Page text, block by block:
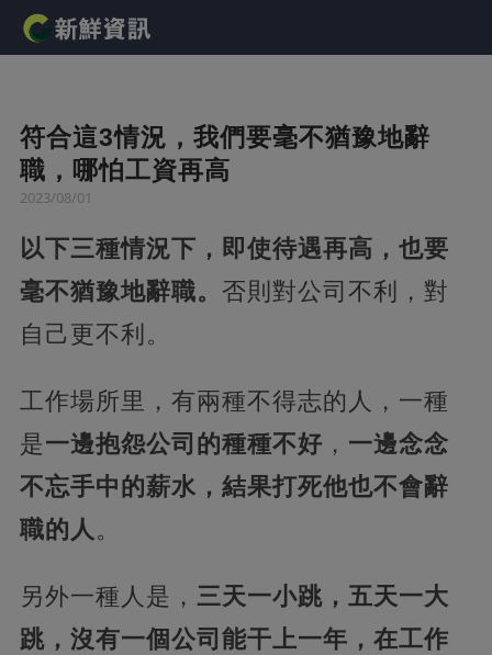
符合這3情況，我們要毫不猶豫地辭
職，哪怕工資再高
2023/08/01
以下三種情況下，即使待遇再高，也要
毫不猶豫地辭職。 否則對公司不利，對
自己更不利。
工作場所里，有兩種不得志的人，一種
是一邊抱怨公司的種種不好 ， 一邊念念
不忘手中的薪水，結果打死他也不會辭
職的人 。
另外一種人是， 三天一小跳，五天一大
跳，沒有一個公司能干上一年，在工作